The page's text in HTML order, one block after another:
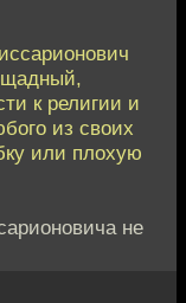
к религии и
из своих
или плохую
не